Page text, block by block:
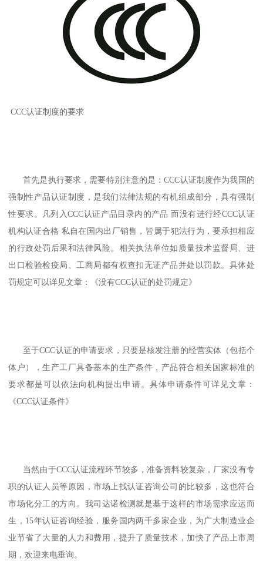
CCC认证制度的要求
首先是执行要求，需要特别注意的是：CCC认证制度作为我国的
强制性产品认证制度，是我们法律法规的有机组成部分，具有强制
性要求。凡列入CCC认证产品目录内的产品 而没有进行经CCC认证
机构认证合格 私自在国内出厂销售，皆属于犯法行为，要承担相应
的行政处罚后果和法律风险。相关执法单位如质量技术监督局、进
出口检验检疫局、工商局都有权查扣无证产品并处以罚款。具体处
罚规定可以详见文章：《没有CCC认证的处罚规定》
至于CCC认证的申请要求，只要是核发注册的经营实体（包括个
体户），生产工厂具备基本的生产条件，产品符合相关国家标准的
要求都是可以依法向机构提出申请。具体申请条件可详见文章：
《CCC认证条件》
当然由于CCC认证流程环节较多，准备资料较复杂，厂家没有专
职的认证人员等原因，市场上找认证咨询公司的比较多，这也符合
市场化分工的方向。我司达诺检测就是基于这样的市场需求应运而
生，15年认证咨询经验，服务国内两千多家企业，为广大制造业企
业节省了大量的人力和费用，提升了质量技术，加快了产品上市周
期，欢迎来电垂询。